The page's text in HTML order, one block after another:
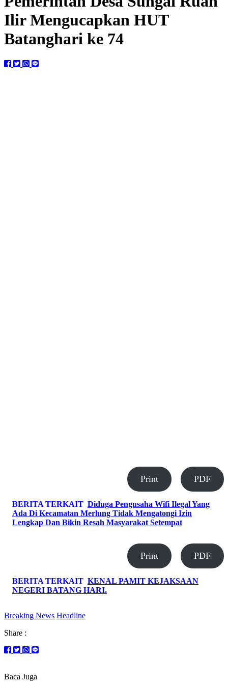
Ilir Mengucapkan HUT
Batanghari ke 74
Print PDF
BERITA TERKAIT Diduga Pengusaha Wifi Ilegal Yang
Ada Di Kecamatan Merlung Tidak Mengatongi Izin
Lengkap Dan Bikin Resah Masyarakat Setempat
Print PDF
BERITA TERKAIT KENAL PAMIT KEJAKSAAN
NEGERI BATANG HARI.
Breaking News Headline
Share :
Baca Juga